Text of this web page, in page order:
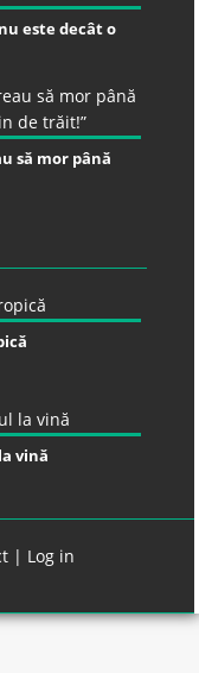
este decât o
să mor până
vină
| Log in